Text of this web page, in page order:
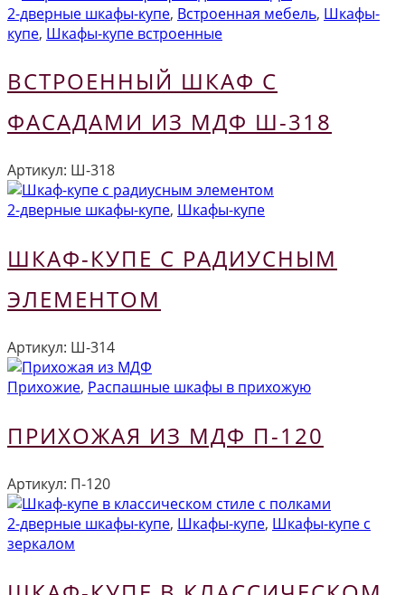
2-дверные шкафы-купе, Встроенная мебель, Шкафы-
купе, Шкафы-купе встроенные
ВСТРОЕННЫЙ ШКАФ С
ФАСАДАМИ ИЗ МДФ Ш-318
Артикул: Ш-318
2-дверные шкафы-купе, Шкафы-купе
ШКАФ-КУПЕ С РАДИУСНЫМ
ЭЛЕМЕНТОМ
Артикул: Ш-314
Прихожие, Распашные шкафы в прихожую
ПРИХОЖАЯ ИЗ МДФ П-120
Артикул: П-120
2-дверные шкафы-купе, Шкафы-купе, Шкафы-купе с
зеркалом